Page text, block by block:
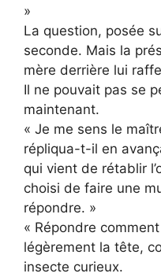
»
La question, posée
seconde. Mais la
mère derrière lui
Il ne pouvait pas se
maintenant.
« Je me sens le
répliqua-t-il en
qui vient de rétablir
choisi de faire une
répondre. »
« Répondre
légèrement la tête,
insecte curieux.